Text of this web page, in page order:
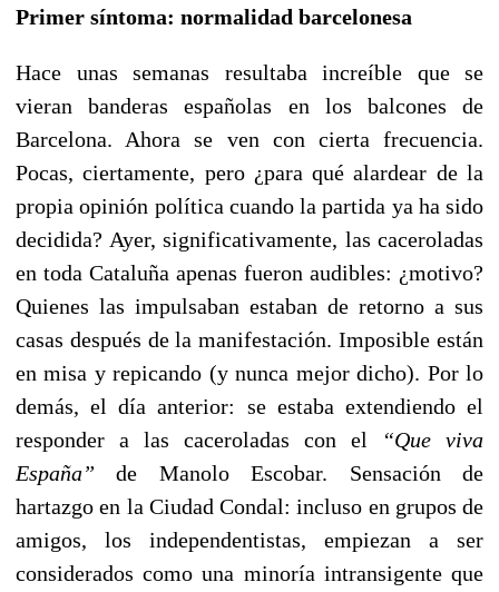
Primer síntoma: normalidad barcelonesa
Hace unas semanas resultaba increíble que se
vieran banderas españolas en los balcones de
Barcelona. Ahora se ven con cierta frecuencia.
Pocas, ciertamente, pero ¿para qué alardear de la
propia opinión política cuando la partida ya ha sido
decidida? Ayer, significativamente, las caceroladas
en toda Cataluña apenas fueron audibles: ¿motivo?
Quienes las impulsaban estaban de retorno a sus
casas después de la manifestación. Imposible están
en misa y repicando (y nunca mejor dicho). Por lo
demás, el día anterior: se estaba extendiendo el
responder a las caceroladas con el
“Que viva
España”de Manolo Escobar. Sensación de
hartazgo en la Ciudad Condal: incluso en grupos de
amigos, los independentistas, empiezan a ser
considerados como una minoría intransigente que